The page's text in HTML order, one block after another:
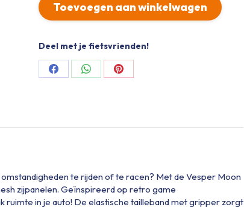
RIDE
NAVY
aantal
Toevoegen aan winkelwagen
Deel met je fietsvrienden!
Share
Share
Share
te rijden of te racen? Met de Vesper Moon
zijpanelen. Geïnspireerd op retro game
in je auto! De elastische tailleband met gripper zorgt